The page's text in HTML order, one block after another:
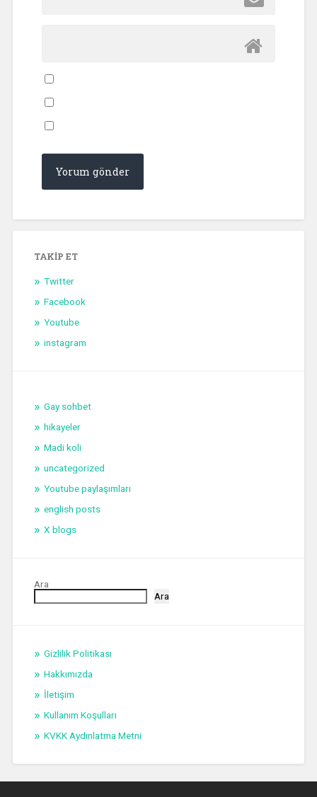
TAKIP ET
Twitter
Facebook
Youtube
instagram
Gay sohbet
hikayeler
Madi koli
uncategorized
Youtube paylaşımları
english posts
X blogs
Ara
Ara
Gizlilik Politikası
Hakkımızda
İletişim
Kullanım Koşulları
KVKK Aydınlatma Metni